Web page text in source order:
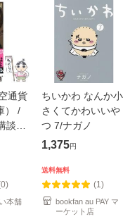
通貨
） /
談社
便送
本舗
ちいかわ なんか小
さくてかわいいや
つ 7/ナガノ
1,375円
送料無料
(1)
bookfan au PAY マ
ーケット店